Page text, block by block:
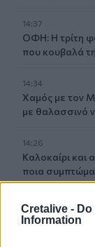
Cretalive -
Information
14:37
ΟΦΗ: Η τρίτη
που κουβαλά
14:34
Χαμός με τον
με θαλασσινό
14:26
Καλοκαίρι και
ποια
14:23
ΟΦΗ: